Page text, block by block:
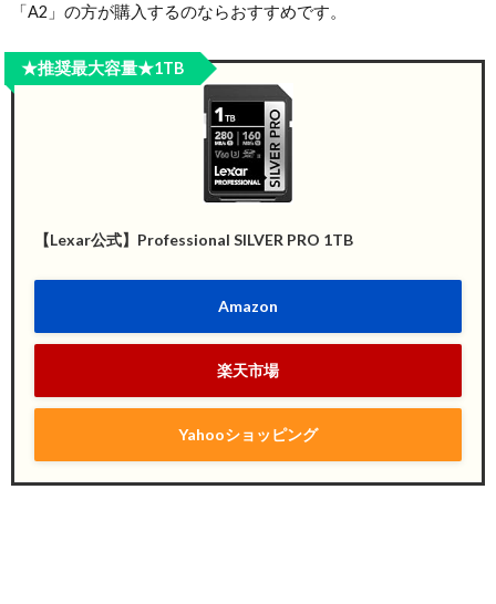
「A2」の方が購入するのならおすすめです。
【Lexar公式】Professional SILVER PRO 1TB
Amazon
楽天市場
Yahooショッピング
★推奨最大容量★1TB